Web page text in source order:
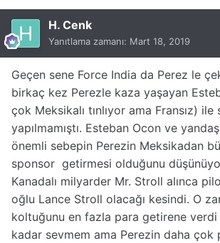
H. Cenk
Yanıtlama zamanı: Mart 18, 2019
Geçen sene Force India da Perez le
birkaç kez Perezle kaza yaşayan
çok Meksikalı tınlıyor ama Fransız) ile
yapılmamıştı. Esteban Ocon ve
önemli sebepin Perezin Meksikadan
sponsor getirmesi olduğunu
Kanadalı milyarder Mr. Stroll alınca
oğlu Lance Stroll olacağı kesindi. O
koltuğunu en fazla para getirene
kadar sevmem ama Perezin daha çok